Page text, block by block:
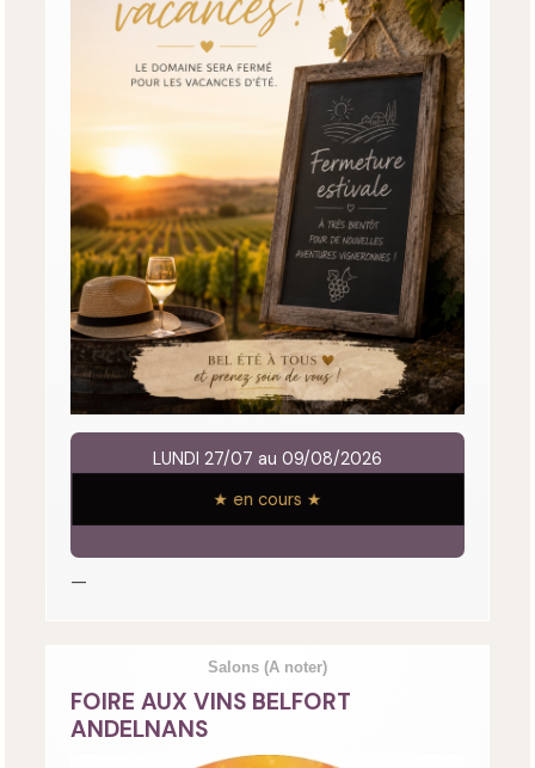
LUNDI 27/07 au 09/08/2026
★ en cours ★
—
Salons (A noter)
FOIRE AUX VINS BELFORT
ANDELNANS